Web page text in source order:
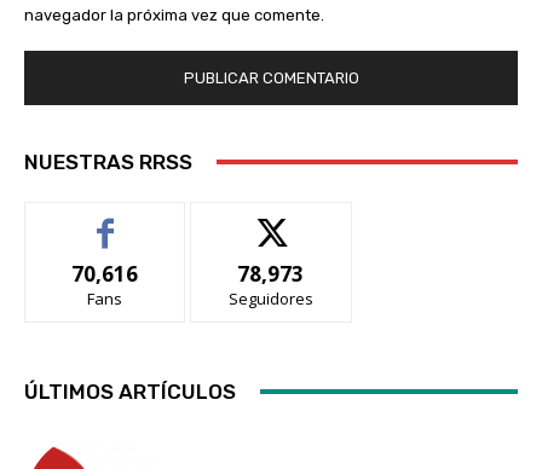
navegador la próxima vez que comente.
NUESTRAS RRSS
70,616
Fans
78,973
Seguidores
ÚLTIMOS ARTÍCULOS